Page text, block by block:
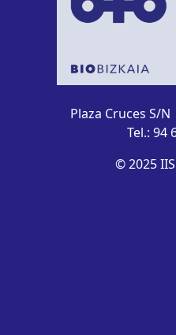
Plaza Cruces S/
Tel.: 94
© 2025